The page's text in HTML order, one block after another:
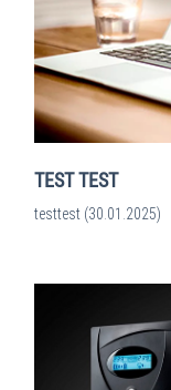
TEST TEST
testtest (30.01.2025)